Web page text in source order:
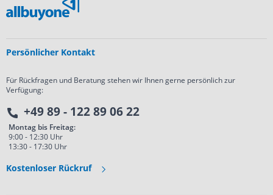
Persönlicher Kontakt
Für Rückfragen und Beratung stehen wir Ihnen gerne persönlich zur
Verfügung:
+49 89 - 122 89 06 22
Montag bis Freitag:
9:00 - 12:30 Uhr
13:30 - 17:30 Uhr
Kostenloser Rückruf